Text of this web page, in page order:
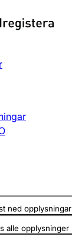
til
ned opplysningar
alle opplysninger